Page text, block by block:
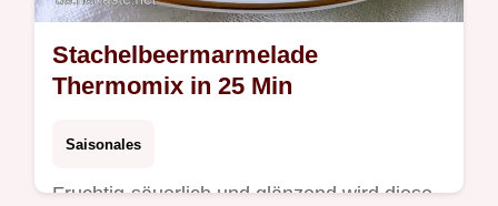
Stachelbeermarmelade
Thermomix in 25 Min
Saisonales
Fruchtig-säuerlich und glänzend wird diese